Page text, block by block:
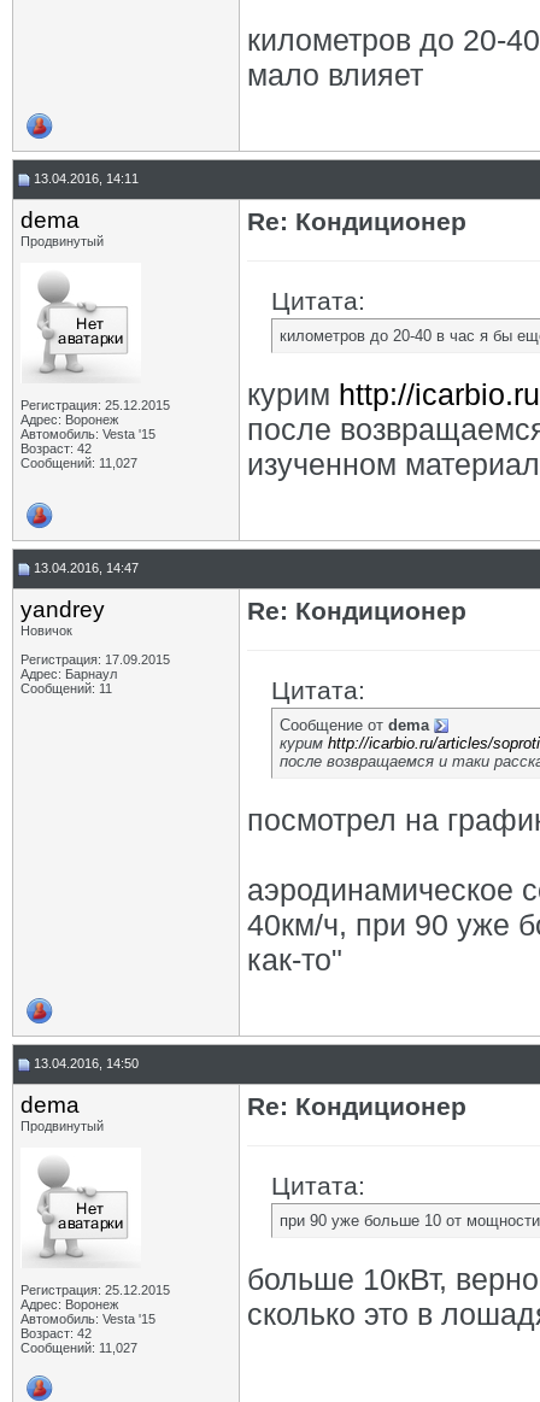
километров до 20-
мало влияет
13.04.2016, 14:11
dema
Продвинутый
Регистрация: 25.12.2015
Адрес: Воронеж
Автомобиль: Vesta '15
Возраст: 42
Сообщений: 11,027
Re: Кондиционер
Цитата:
километров до 20-40 в час я бы
курим http://
после
изученном
13.04.2016, 14:47
yandrey
Новичок
Регистрация: 17.09.2015
Адрес: Барнаул
Сообщений: 11
Re: Кондиционер
Цитата:
Сообщение от dema
курим http://icarbio.ru/articles/
после возвращаемся и таки
посмотрел на
аэродинамическое
40км/ч, при 90 уже
как-то"
13.04.2016, 14:50
dema
Продвинутый
Регистрация: 25.12.2015
Адрес: Воронеж
Автомобиль: Vesta '15
Возраст: 42
Сообщений: 11,027
Re: Кондиционер
Цитата:
при 90 уже больше 10 от
больше 10кВт, верно
сколько это в